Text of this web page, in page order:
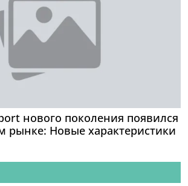
нового поколения появился
рынке: Новые характеристики